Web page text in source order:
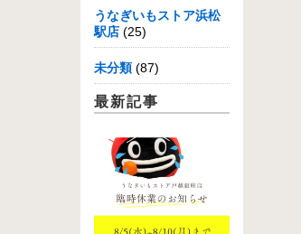
うなぎいもストア浜松
駅店 (25)
未分類 (87)
最新記事